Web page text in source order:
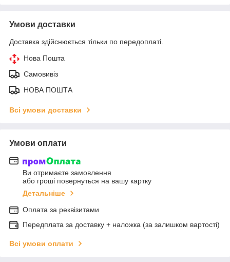
Умови доставки
Доставка здійснюється тільки по передоплаті.
Нова Пошта
Самовивіз
НОВА ПОШТА
Всі умови доставки
Умови оплати
Ви отримаєте замовлення
або гроші повернуться на вашу картку
Детальніше
Оплата за реквізитами
Передплата за доставку + наложка (за залишком вартості)
Всі умови оплати